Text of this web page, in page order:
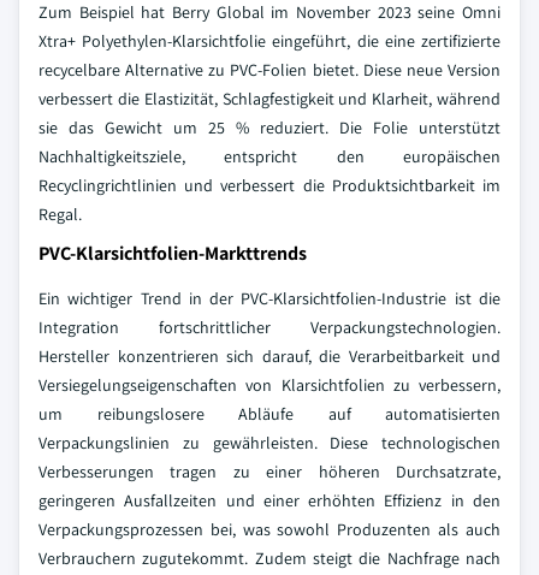
Zum Beispiel hat Berry Global im November 2023 seine Omni
Xtra+ Polyethylen-Klarsichtfolie eingeführt, die eine zertifizierte
recycelbare Alternative zu PVC-Folien bietet. Diese neue Version
verbessert die Elastizität, Schlagfestigkeit und Klarheit, während
sie das Gewicht um 25 % reduziert. Die Folie unterstützt
Nachhaltigkeitsziele, entspricht den europäischen
Recyclingrichtlinien und verbessert die Produktsichtbarkeit im
Regal.
PVC-Klarsichtfolien-Markttrends
Ein wichtiger Trend in der PVC-Klarsichtfolien-Industrie ist die
Integration fortschrittlicher Verpackungstechnologien.
Hersteller konzentrieren sich darauf, die Verarbeitbarkeit und
Versiegelungseigenschaften von Klarsichtfolien zu verbessern,
um reibungslosere Abläufe auf automatisierten
Verpackungslinien zu gewährleisten. Diese technologischen
Verbesserungen tragen zu einer höheren Durchsatzrate,
geringeren Ausfallzeiten und einer erhöhten Effizienz in den
Verpackungsprozessen bei, was sowohl Produzenten als auch
Verbrauchern zugutekommt. Zudem steigt die Nachfrage nach